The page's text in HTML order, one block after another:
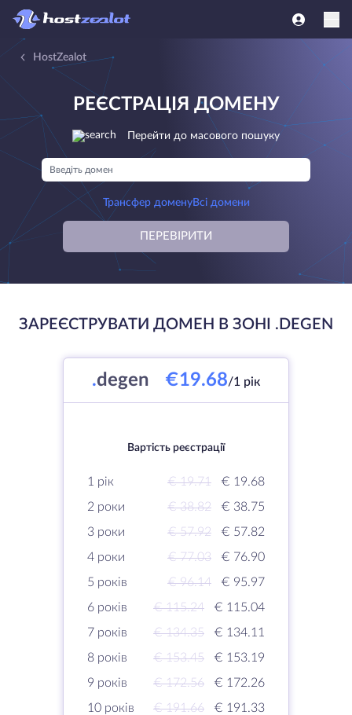
HostZealot
РЕЄСТРАЦІЯ ДОМЕНУ
Перейти до масового пошуку
Трансфер доменуВсі домени
ПЕРЕВІРИТИ
ЗАРЕЄСТРУВАТИ ДОМЕН В ЗОНІ .DEGEN
.degen €19.68/1 рік
Вартість реєстрації
1 рік € 19.71
€ 19.68
2 роки
€ 38.82
€ 38.75
3 роки
€ 57.92
€ 57.82
4 роки
€ 77.03
€ 76.90
5 років
€ 96.14
€ 95.97
6 років
€ 115.24
€ 115.04
7 років
€ 134.35
€ 134.11
8 років
€ 153.45
€ 153.19
9 років
€ 172.56
€ 172.26
10 років
€ 191.66 € 191.33